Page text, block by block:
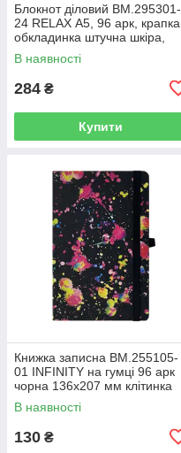
Блокнот діловий BM.295301-
24 RELAX А5, 96 арк, крапка,
обкладинка штучна шкіра,
срібний (50)
В наявності
284 ₴
Купити
Книжка записна BM.255105-
01 INFINITY на гумці 96 арк
чорна 136х207 мм клітинка
(10)
В наявності
130 ₴